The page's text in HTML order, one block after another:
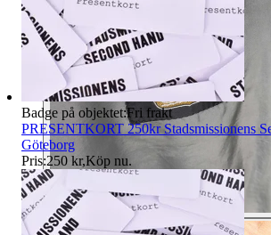
Badge på objektet:Fri frakt
PRESENTKORT 250kr Stadsmissionens
Göteborg
Pris:250 kr,Köp nu.